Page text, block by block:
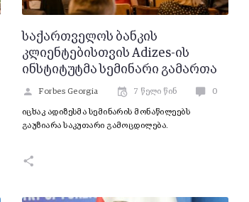
საქართველოს ბანკის
კლიენტებისთვის Adizes-ის
ინსტიტუტმა სემინარი გამართა
Forbes Georgia 7 წელი წინ 0
იცხაკ ადიზესმა სემინარის მონაწილეებს
გაუზიარა საკუთარი გამოცდილება.